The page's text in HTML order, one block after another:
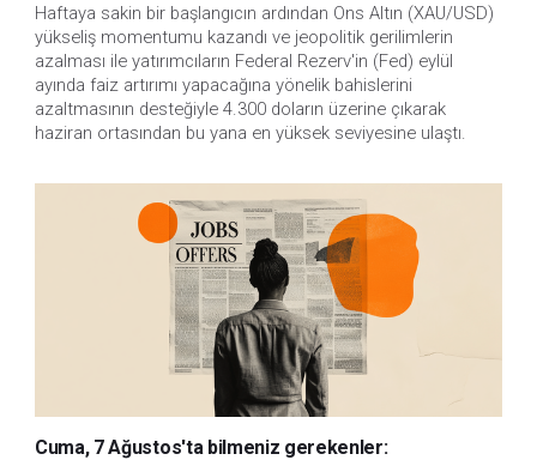
Haftaya sakin bir başlangıcın ardından Ons Altın (XAU/USD)
yükseliş momentumu kazandı ve jeopolitik gerilimlerin
azalması ile yatırımcıların Federal Rezerv'in (Fed) eylül
ayında faiz artırımı yapacağına yönelik bahislerini
azaltmasının desteğiyle 4.300 doların üzerine çıkarak
haziran ortasından bu yana en yüksek seviyesine ulaştı.
Cuma, 7 Ağustos'ta bilmeniz gerekenler: